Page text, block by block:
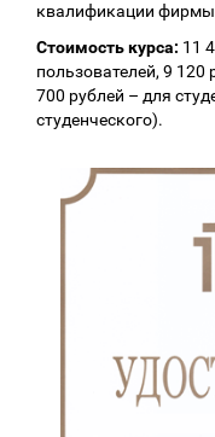
квалификации фирмы
Стоимость курса: 11
пользователей, 9
700 рублей – для
студенческого).